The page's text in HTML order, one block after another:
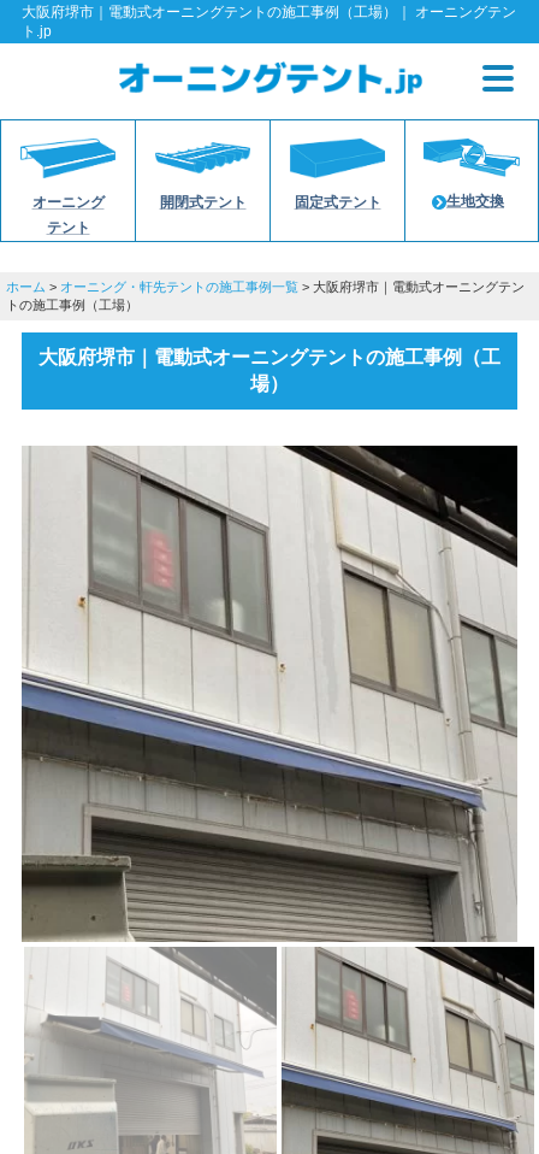
大阪府堺市｜電動式オーニングテントの施工事例（工場）｜ オーニングテン
ト.jp
オーニング
テント
開閉式テント 固定式テント 生地交換
ホーム > オーニング・軒先テントの施工事例一覧 > 大阪府堺市｜電動式オーニングテン
トの施工事例（工場）
大阪府堺市｜電動式オーニングテントの施工事例（工
場）